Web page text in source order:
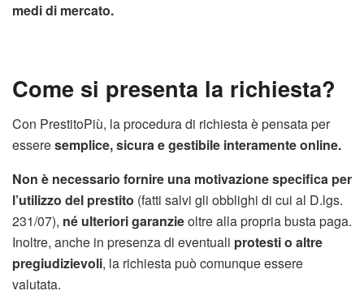
medi di mercato.
Come si presenta la richiesta?
Con PrestitoPiù, la procedura di richiesta è pensata per
esseresemplice, sicura e gestibile interamente online.
Non è necessario fornire una motivazione specifica per
l’utilizzo del prestito (fatti salvi gli obblighi di cui al D.lgs.
231/07), né ulteriori garanzieoltre alla propria busta paga.
Inoltre, anche in presenza di eventuali protesti o altre
pregiudizievoli, la richiesta può comunque essere
valutata.